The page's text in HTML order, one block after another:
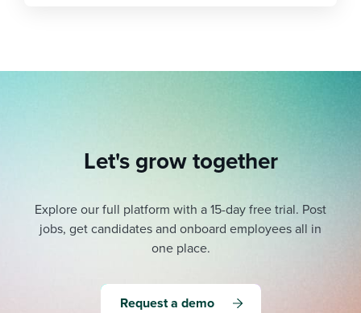
Let's grow together
Explore our full platform with a 15-day free trial. Post
jobs, get candidates and onboard employees all in
one place.
Request a demo